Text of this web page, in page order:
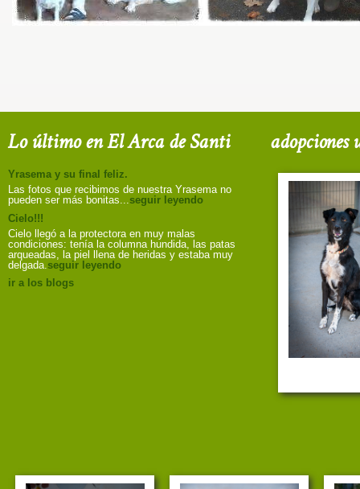
Lo último en El Arca de Santi
Yrasema y su final feliz.
Las fotos que recibimos de nuestra Yrasema no
pueden ser más bonitas...seguir leyendo
Cielo!!!
Cielo llegó a la protectora en muy malas
condiciones: tenía la columna hundida, las patas
arqueadas, la piel llena de heridas y estaba muy
delgada.seguir leyendo
ir a los blogs
adopciones